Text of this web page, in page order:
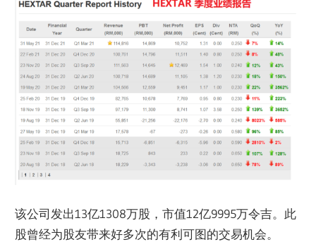
该公司发出13亿1308万股，市值12亿9995万令吉。此
股曾经为股友带来好多次的有利可图的交易机会。